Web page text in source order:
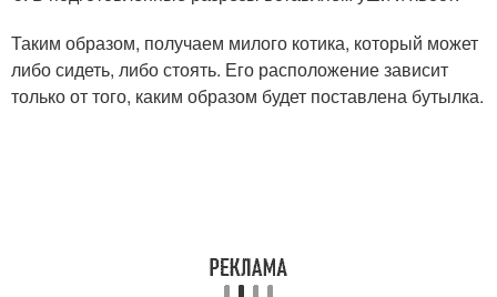
Таким образом, получаем милого котика, который может
либо сидеть, либо стоять. Его расположение зависит
только от того, каким образом будет поставлена бутылка.